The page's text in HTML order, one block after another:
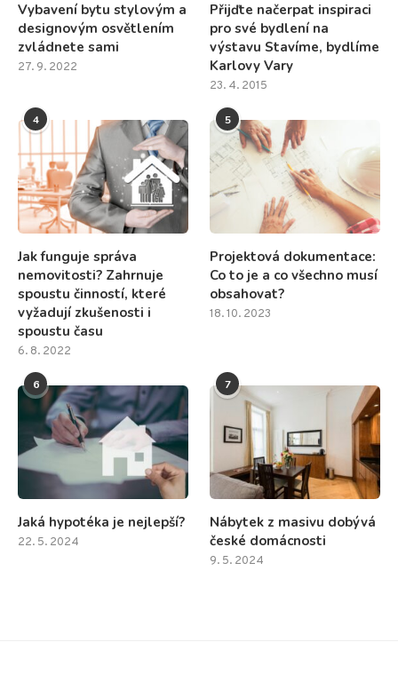
Vybavení bytu stylovým a
designovým osvětlením
zvládnete sami
27. 9. 2022
Přijďte načerpat inspiraci
pro své bydlení na
výstavu Stavíme, bydlíme
Karlovy Vary
23. 4. 2015
4
Jak funguje správa
nemovitosti? Zahrnuje
spoustu činností, které
vyžadují zkušenosti i
spoustu času
6. 8. 2022
5
Projektová dokumentace:
Co to je a co všechno musí
obsahovat?
18. 10. 2023
6
Jaká hypotéka je nejlepší?
22. 5. 2024
7
Nábytek z masivu dobývá
české domácnosti
9. 5. 2024